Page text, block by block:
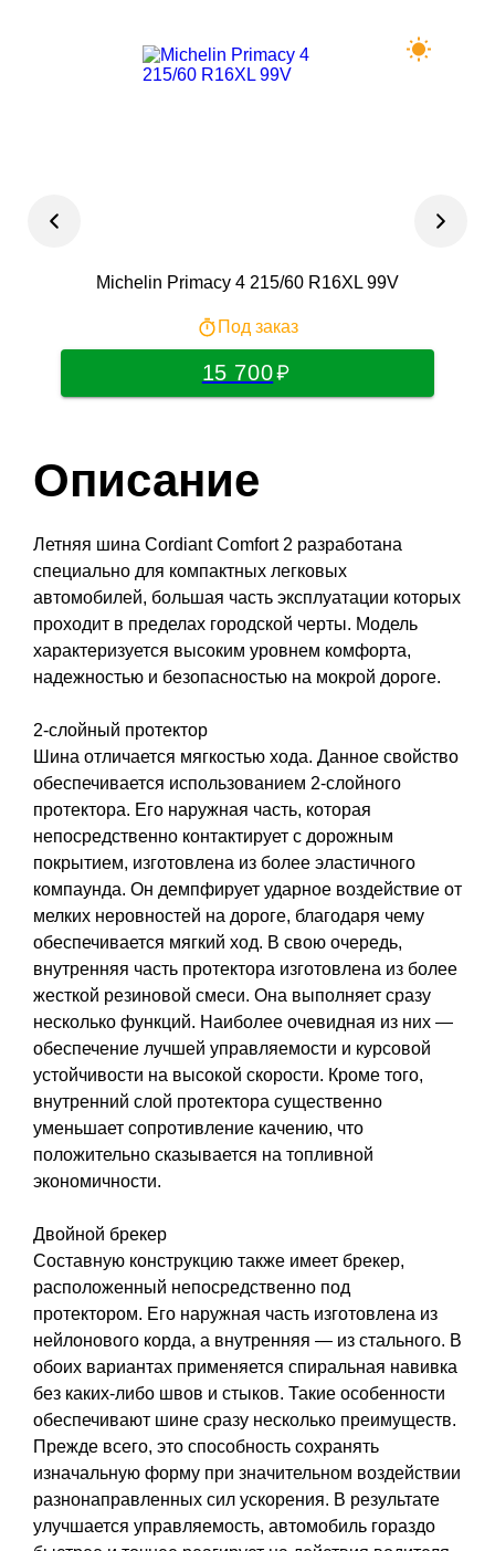
Michelin Primacy 4 215/60 R16XL 99V
Под заказ
15 700
Описание
Летняя шина Cordiant Comfort 2 разработана
специально для компактных легковых
автомобилей, большая часть эксплуатации которых
проходит в пределах городской черты. Модель
характеризуется высоким уровнем комфорта,
надежностью и безопасностью на мокрой дороге.
2-слойный протектор
Шина отличается мягкостью хода. Данное свойство
обеспечивается использованием 2-слойного
протектора. Его наружная часть, которая
непосредственно контактирует с дорожным
покрытием, изготовлена из более эластичного
компаунда. Он демпфирует ударное воздействие от
мелких неровностей на дороге, благодаря чему
обеспечивается мягкий ход. В свою очередь,
внутренняя часть протектора изготовлена из более
жесткой резиновой смеси. Она выполняет сразу
несколько функций. Наиболее очевидная из них —
обеспечение лучшей управляемости и курсовой
устойчивости на высокой скорости. Кроме того,
внутренний слой протектора существенно
уменьшает сопротивление качению, что
положительно сказывается на топливной
экономичности.
Двойной брекер
Составную конструкцию также имеет брекер,
расположенный непосредственно под
протектором. Его наружная часть изготовлена из
нейлонового корда, а внутренняя — из стального. В
обоих вариантах применяется спиральная навивка
без каких-либо швов и стыков. Такие особенности
обеспечивают шине сразу несколько преимуществ.
Прежде всего, это способность сохранять
изначальную форму при значительном воздействии
разнонаправленных сил ускорения. В результате
улучшается управляемость, автомобиль гораздо